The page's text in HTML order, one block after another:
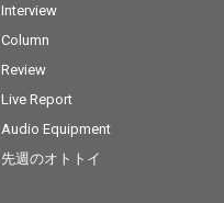
Interview
Column
Review
Live Report
Audio Equipment
先週のオトトイ